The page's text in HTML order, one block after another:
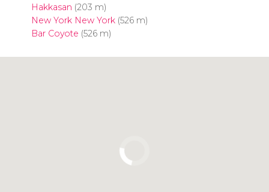
Hakkasan (203 m)
New York New York(526 m)
Bar Coyote (526 m)